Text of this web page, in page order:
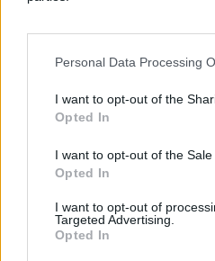
Personal Data Processing
I want to opt-out of the
Opted In
I want to opt-out of the Sale
Opted In
I want to opt-out of
Targeted Advertising.
Opted In
sondaży znajduje się partia byłego
zdobędzie władzę? Wkrótce
rzeczywiście chce zmienić Bułgarię
Najpopularniejsze
USA dały zielone światło. Turcja
pakiet broni